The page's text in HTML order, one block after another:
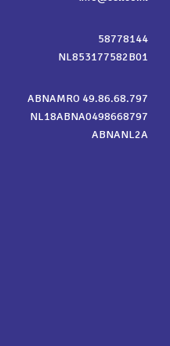
58778144
NL853177582B01
ABNAMRO 49.86.68.797
NL18ABNA0498668797
ABNANL2A